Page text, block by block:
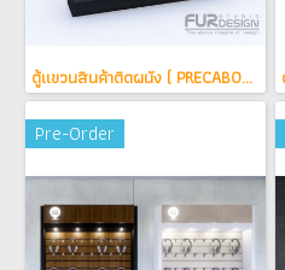
ตู้แขวนสินค้าติดผนัง ( PRECAB0010010 )
Pre-Order